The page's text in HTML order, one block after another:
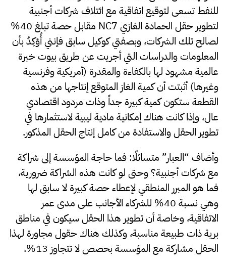
للنفط تسعى لتوقيع اتفاقية مع ائتلاف شركات أجنبية
لتطوير حقل الحمادة الغازي NC7 مقابل حصة تبلغ 40%
لصالح تلك الشركات، وبصفتي كوكيل سابق فإنني أُؤكِدُ بأن
المعلومات والدراسات التي أجريت عن طريق بيوت خبرة
عالمية مشهود لها بالكفاءة والمقدرة (أمريكية وفرنسية
وغيرها) أثبتت أن كمية الغاز المتوقع إنتاجها من هذه
القطعة ستكون كمية كبيرة جداً وذات مردود اقتصادي
عال، وإذا كانت هناك إمكانية مادية ليبية لاستثمارها في
تطوير الحقل والاستفادة من كامل إنتاج الحقل المذكور.
وأضاف “العبار” متسائلًا: فما حاجة المؤسسة إلى شراكة
مع شركات أجنبية؟ وحتى لو كانت هذه الشراكة ضرورية،
فما هو المبرر المنطقي لإعطاء حصة كبيرة لا سابق لها
وهي نسبة 40% للشركاء الأجانب على مدى عمر
الاتفاقية، وخاصة أن تطوير هذا الحقل سيكون في مناطق
برية ذات طبيعة مناسبة، وكذلك هناك حقول مجاورة لهذا
الحقل مشاركة مع المؤسسة بحصص لا تتجاوز 13%.